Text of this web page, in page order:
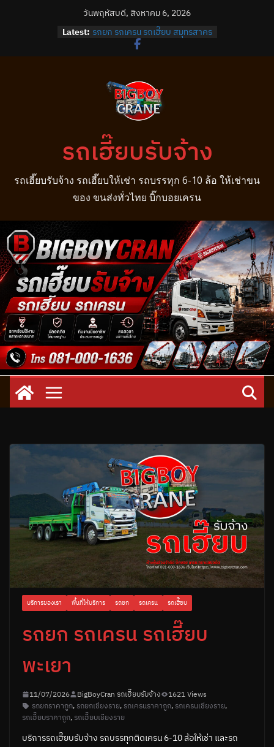
วันพฤหัสบดี, สิงหาคม 6, 2026
Latest: รถยก รถเครน รถเฮี๊ยบ สมุทรสาคร
รถยก รถเครน รถเฮี๊ยบ บางปลา
รถยก รถเครน รถเฮี๊ยบ บางนา
รถเฮี๊ยบรับจ้าง
รถเฮี๊ยบรับจ้าง รถเฮี๊ยบให้เช่า รถบรรทุก 6-10 ล้อ ให้เช่าขน
ของ ขนส่งทั่วไทย บิ๊กบอยเครน
บริการของเรา พื้นที่ให้บริการ รถยก รถเครน รถเฮี๊ยบ
รถยก รถเครน รถเฮี๊ยบ
พะเยา
11/07/2026 BigBoyCran รถเฮี๊ยบรับจ้าง
1621 Views
รถยกราคาถูก, รถยกเชียงราย, รถเครนราคาถูก, รถเครนเชียงราย,
รถเฮี๊ยบราคาถูก, รถเฮี๊ยบเชียงราย
บริการรถเฮี๊ยบรับจ้าง รถบรรทุกติดเครน 6-10 ล้อให้เช่า และรถ